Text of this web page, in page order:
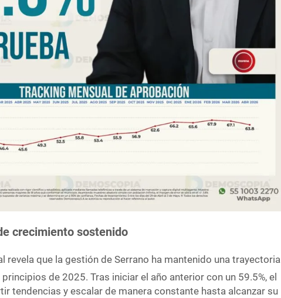
crecimiento sostenido
revela que la gestión de Serrano ha mantenido una trayectoria
de 2025. Tras iniciar el año anterior con un 59.5%, el
tendencias y escalar de manera constante hasta alcanzar su